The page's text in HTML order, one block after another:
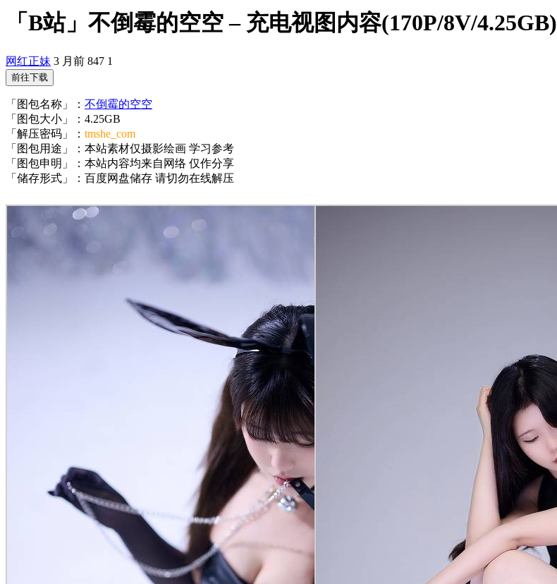
「B站」不倒霉的空空 – 充电视图内容(170P/8V/4.25GB)
网红正妹 3 月前 847 1
前往下载
「图包名称」： 不倒霉的空空
「图包大小」：4.25GB
「解压密码」： tmshe_com
「图包用途」：本站素材仅摄影绘画 学习参考
「图包申明」：本站内容均来自网络 仅作分享
「储存形式」：百度网盘储存 请切勿在线解压